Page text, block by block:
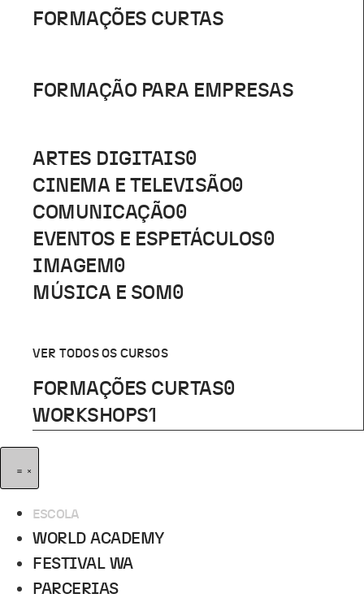
FORMAÇÕES CURTAS
FORMAÇÃO PARA EMPRESAS
ARTES DIGITAIS0
CINEMA E TELEVISÃO0
COMUNICAÇÃO0
EVENTOS E ESPETÁCULOS0
IMAGEM 0
MÚSICA E SOM 0
VER TODOS OS CURSOS
FORMAÇÕES CURTAS0
WORKSHOPS1
ESCOLA
WORLD ACADEMY
FESTIVAL WA
PARCERIAS